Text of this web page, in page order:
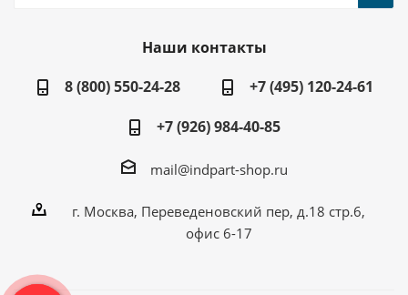
Наши контакты
8 (800) 550-24-28
+7 (495) 120-24-61
+7 (926) 984-40-85
mail@indpart-shop.ru
г. Москва, Переведеновский пер, д.18 стр.6,
офис 6-17